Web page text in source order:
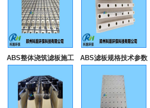
ABS整体浇筑滤板施工
ABS滤板规格技术参数